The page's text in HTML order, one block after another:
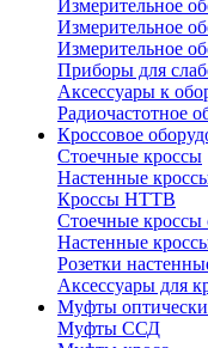
Измерительное
Измерительное
Измерительное
Приборы для
Аксессуары к
Радиочастотное
Кроссовое
Стоечные кроссы
Настенные
Кроссы HTTB
Стоечные кроссы
Настенные
Розетки
Аксессуары для
Муфты
Муфты ССД